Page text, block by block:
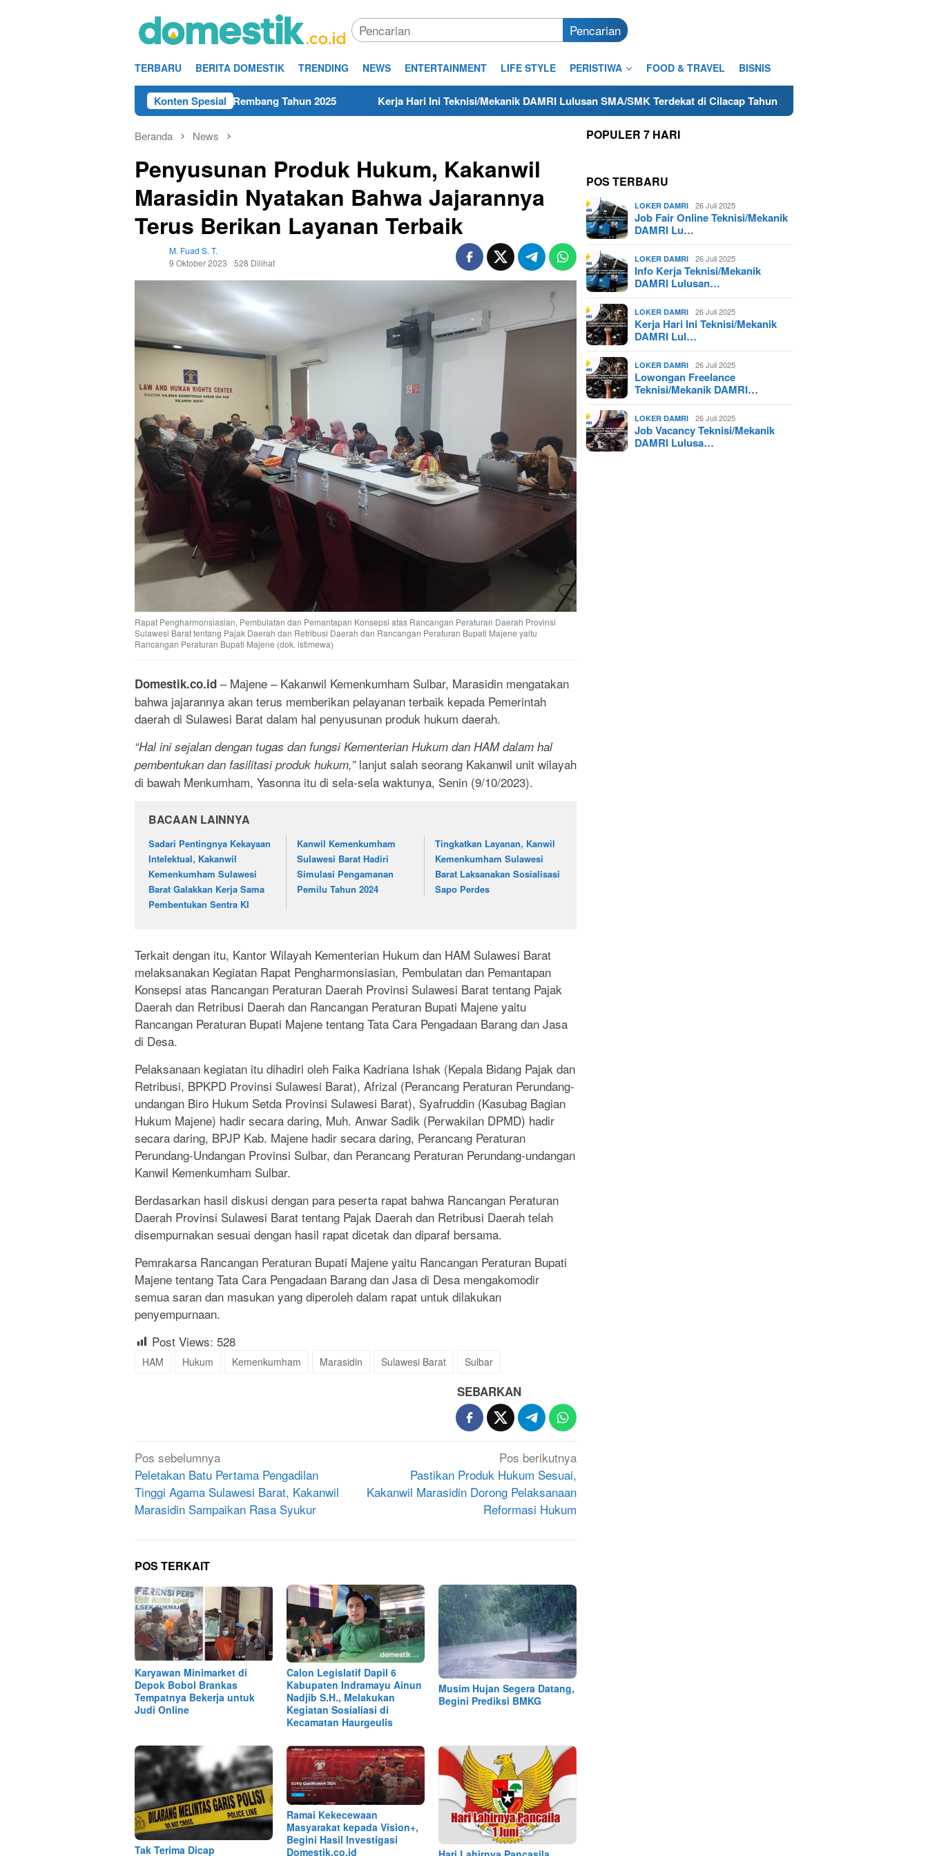
Pencarian
TERBARU BERITA DOMESTIK TRENDING NEWS ENTERTAINMENT LIFE STYLE PERISTIWA FOOD & TRAVEL BISNIS
Konten Spesial
Lulusan SMA/SMK Terdekat di Rembang Tahun 2025 Kerja Hari Ini Teknisi/Mekanik DAMRI Lulusan SMA/SMK Terdekat di Cilacap Tahun 2025 Lowongan Freelance Teknisi/
Beranda News
Penyusunan Produk Hukum, Kakanwil
Marasidin Nyatakan Bahwa Jajarannya
Terus Berikan Layanan Terbaik
M. Fuad S. T.
9 Oktober 2023
528 Dilihat
Rapat Pengharmonsiasian, Pembulatan dan Pemantapan Konsepsi atas Rancangan Peraturan Daerah Provinsi
Sulawesi Barat tentang Pajak Daerah dan Retribusi Daerah dan Rancangan Peraturan Bupati Majene yaitu
Rancangan Peraturan Bupati Majene (dok. istimewa)
Domestik.co.id – Majene – Kakanwil Kemenkumham Sulbar, Marasidin mengatakan
bahwa jajarannya akan terus memberikan pelayanan terbaik kepada Pemerintah
daerah di Sulawesi Barat dalam hal penyusunan produk hukum daerah.
“Hal ini sejalan dengan tugas dan fungsi Kementerian Hukum dan HAM dalam hal
pembentukan dan fasilitasi produk hukum,”lanjut salah seorang Kakanwil unit wilayah
di bawah Menkumham, Yasonna itu di sela-sela waktunya, Senin (9/10/2023).
BACAAN LAINNYA
Sadari Pentingnya Kekayaan
Intelektual, Kakanwil
Kemenkumham Sulawesi
Barat Galakkan Kerja Sama
Pembentukan Sentra KI
Kanwil Kemenkumham
Sulawesi Barat Hadiri
Simulasi Pengamanan
Pemilu Tahun 2024
Tingkatkan Layanan, Kanwil
Kemenkumham Sulawesi
Barat Laksanakan Sosialisasi
Sapo Perdes
Terkait dengan itu, Kantor Wilayah Kementerian Hukum dan HAM Sulawesi Barat
melaksanakan Kegiatan Rapat Pengharmonsiasian, Pembulatan dan Pemantapan
Konsepsi atas Rancangan Peraturan Daerah Provinsi Sulawesi Barat tentang Pajak
Daerah dan Retribusi Daerah dan Rancangan Peraturan Bupati Majene yaitu
Rancangan Peraturan Bupati Majene tentang Tata Cara Pengadaan Barang dan Jasa
di Desa.
Pelaksanaan kegiatan itu dihadiri oleh Faika Kadriana Ishak (Kepala Bidang Pajak dan
Retribusi, BPKPD Provinsi Sulawesi Barat), Afrizal (Perancang Peraturan Perundang-
undangan Biro Hukum Setda Provinsi Sulawesi Barat), Syafruddin (Kasubag Bagian
Hukum Majene) hadir secara daring, Muh. Anwar Sadik (Perwakilan DPMD) hadir
secara daring, BPJP Kab. Majene hadir secara daring, Perancang Peraturan
Perundang-Undangan Provinsi Sulbar, dan Perancang Peraturan Perundang-undangan
Kanwil Kemenkumham Sulbar.
Berdasarkan hasil diskusi dengan para peserta rapat bahwa Rancangan Peraturan
Daerah Provinsi Sulawesi Barat tentang Pajak Daerah dan Retribusi Daerah telah
disempurnakan sesuai dengan hasil rapat dicetak dan diparaf bersama.
Pemrakarsa Rancangan Peraturan Bupati Majene yaitu Rancangan Peraturan Bupati
Majene tentang Tata Cara Pengadaan Barang dan Jasa di Desa mengakomodir
semua saran dan masukan yang diperoleh dalam rapat untuk dilakukan
penyempurnaan.
Post Views: 528
HAM Hukum Kemenkumham Marasidin Sulawesi Barat Sulbar
SEBARKAN
Navigasi
pos
Pos sebelumnya
Peletakan Batu Pertama Pengadilan
Tinggi Agama Sulawesi Barat, Kakanwil
Marasidin Sampaikan Rasa Syukur
Pos berikutnya
Pastikan Produk Hukum Sesuai,
Kakanwil Marasidin Dorong Pelaksanaan
Reformasi Hukum
POS TERKAIT
Karyawan Minimarket di
Depok Bobol Brankas
Tempatnya Bekerja untuk
Judi Online
Calon Legislatif Dapil 6
Kabupaten Indramayu Ainun
Nadjib S.H., Melakukan
Kegiatan Sosialiasi di
Kecamatan Haurgeulis
Musim Hujan Segera Datang,
Begini Prediksi BMKG
Tak Terima Dicap
Ramai Kekecewaan
Masyarakat kepada Vision+,
Begini Hasil Investigasi
Domestik.co.id
POPULER 7 HARI
POS TERBARU
LOKER DAMRI 26 Juli 2025
Job Fair Online Teknisi/Mekanik
DAMRI Lu…
LOKER DAMRI 26 Juli 2025
Info Kerja Teknisi/Mekanik
DAMRI Lulusan…
LOKER DAMRI 26 Juli 2025
Kerja Hari Ini Teknisi/Mekanik
DAMRI Lul…
LOKER DAMRI 26 Juli 2025
Lowongan Freelance
Teknisi/Mekanik DAMRI…
LOKER DAMRI 26 Juli 2025
Job Vacancy Teknisi/Mekanik
DAMRI Lulusa…